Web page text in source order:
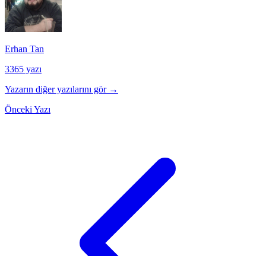
Erhan Tan
3365 yazı
Yazarın diğer yazılarını gör →
Önceki Yazı